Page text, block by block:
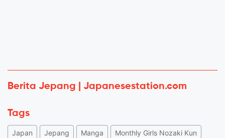
Berita Jepang | Japanesestation.com
Tags
Japan Jepang Manga Monthly Girls Nozaki Kun